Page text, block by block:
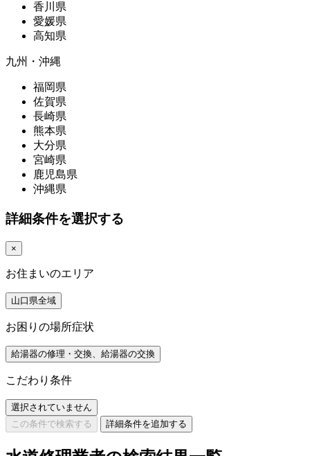
香川県
愛媛県
高知県
九州・沖縄
福岡県
佐賀県
長崎県
熊本県
大分県
宮崎県
鹿児島県
沖縄県
詳細条件を選択する
×
お住まいのエリア
山口県全域
お困りの場所症状
給湯器の修理・交換、給湯器の交換
こだわり条件
選択されていません
この条件で検索する
詳細条件を追加する